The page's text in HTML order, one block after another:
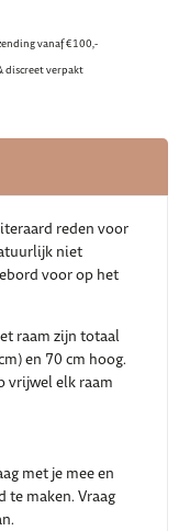
vanaf €100,-
discreet verpakt
reden voor
niet
voor op het
raam zijn totaal
en 70 cm hoog.
vrijwel elk raam
met je mee en
te maken. Vraag